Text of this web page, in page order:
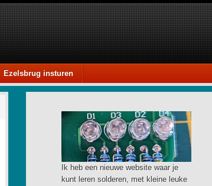
Ezelsbrug insturen
Ik heb een nieuwe website waar je
kunt leren solderen, met kleine leuke